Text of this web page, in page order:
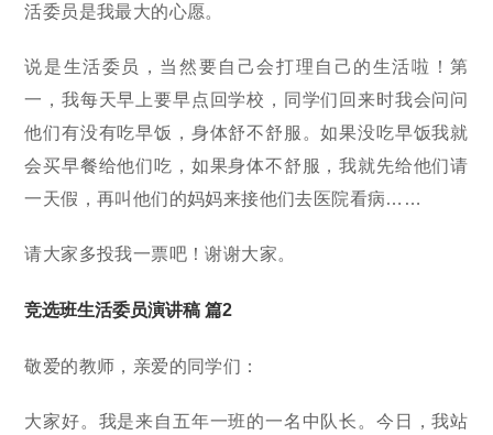
活委员是我最大的心愿。
说是生活委员，当然要自己会打理自己的生活啦！第
一，我每天早上要早点回学校，同学们回来时我会问问
他们有没有吃早饭，身体舒不舒服。如果没吃早饭我就
会买早餐给他们吃，如果身体不舒服，我就先给他们请
一天假，再叫他们的妈妈来接他们去医院看病……
请大家多投我一票吧！谢谢大家。
竞选班生活委员演讲稿 篇2
敬爱的教师，亲爱的同学们：
大家好。我是来自五年一班的一名中队长。今日，我站